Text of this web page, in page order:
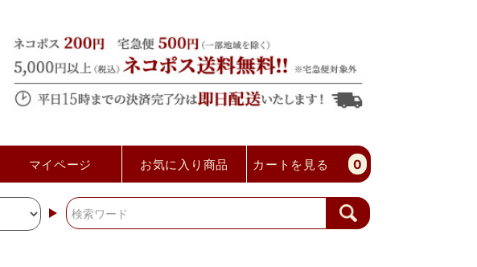
マイページ お気に入り商品 カートを見る 0